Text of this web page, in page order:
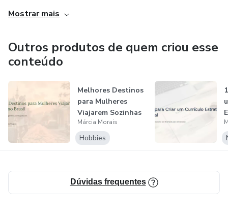
Comigo você terá dicas sobre os melhores destinos
Mostrar mais
Outros produtos de quem criou esse
conteúdo
Melhores Destinos
para Mulheres
Viajarem Sozinhas
no Brasil
Márcia Morais
Hobbies
Dúvidas frequentes